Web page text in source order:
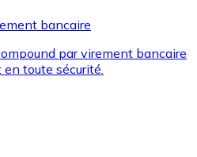
et Mastercard pour acheter
bancaire
par virement bancaire
toute sécurité.